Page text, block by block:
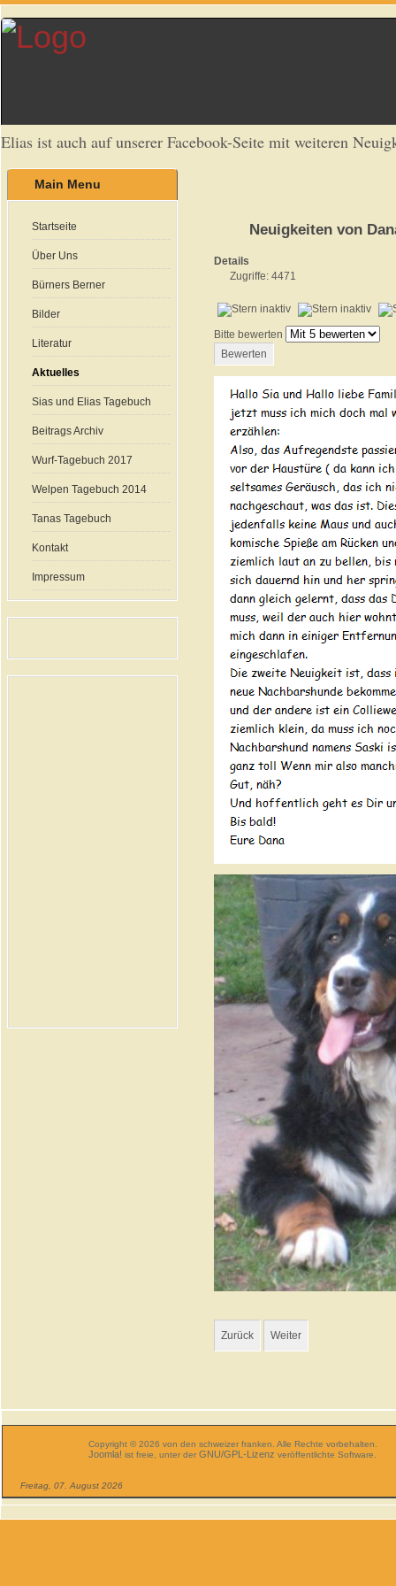
Elias ist auch auf unserer Facebook-Seite mit weiteren
Main Menu
Startseite
Über Uns
Bürners Berner
Bilder
Literatur
Aktuelles
Sias und Elias Tagebuch
Beitrags Archiv
Wurf-Tagebuch 2017
Welpen Tagebuch 2014
Tanas Tagebuch
Kontakt
Impressum
Neuigkeiten von
Details
Zugriffe: 4471
Bitte bewerten
Zurück Weiter
Copyright © 2026 von den schweizer franken. Alle Rechte vorbehalten.
Joomla! ist freie, unter derGNU/GPL-Lizenz veröffentlichte Software.
Freitag, 07. August 2026